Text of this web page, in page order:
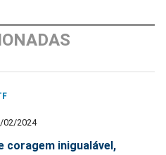
02/2024
coragem inigualável,